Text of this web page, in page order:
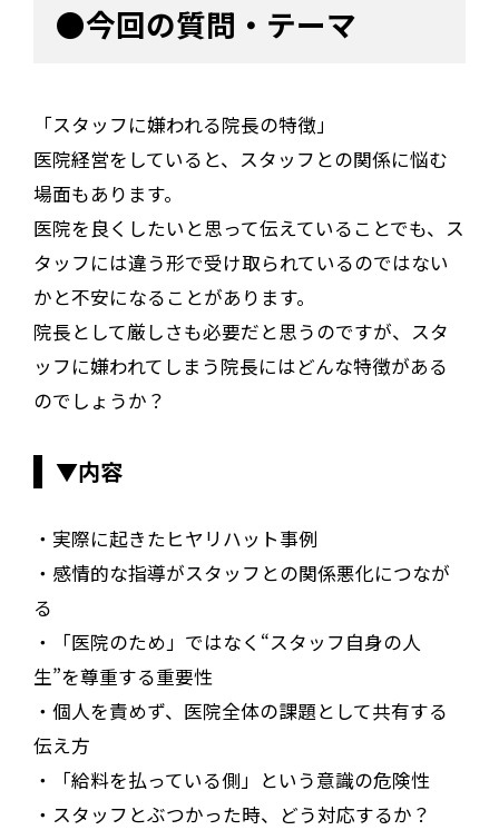
●今回の質問・テーマ
「スタッフに嫌われる院長の特徴」
医院経営をしていると、スタッフとの関係に悩む
場面もあります。
医院を良くしたいと思って伝えていることでも、ス
タッフには違う形で受け取られているのではない
かと不安になることがあります。
院長として厳しさも必要だと思うのですが、スタ
ッフに嫌われてしまう院長にはどんな特徴がある
のでしょうか？
▼内容
・実際に起きたヒヤリハット事例
・感情的な指導がスタッフとの関係悪化につなが
る
・「医院のため」ではなく“スタッフ自身の人
生”を尊重する重要性
・個人を責めず、医院全体の課題として共有する
伝え方
・「給料を払っている側」という意識の危険性
・スタッフとぶつかった時、どう対応するか？